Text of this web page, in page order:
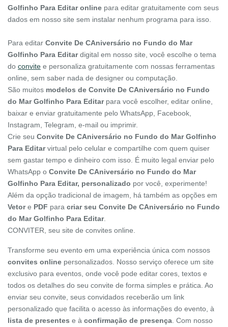
Golfinho Para Editar online para editar gratuitamente com seus
dados em nosso site sem instalar nenhum programa para isso.
Para editar Convite De CAniversário no Fundo do Mar
Golfinho Para Editardigital em nosso site, você escolhe o tema
do convite e personaliza gratuitamente com nossas ferramentas
online, sem saber nada de designer ou computação.
São muitos modelos de Convite De CAniversário no Fundo
do Mar Golfinho Para Editarpara você escolher, editar online,
baixar e enviar gratuitamente pelo WhatsApp, Facebook,
Instagram, Telegram, e-mail ou imprimir.
Crie seu Convite De CAniversário no Fundo do Mar Golfinho
Para Editarvirtual pelo celular e compartilhe com quem quiser
sem gastar tempo e dinheiro com isso. É muito legal enviar pelo
WhatsApp o Convite De CAniversário no Fundo do Mar
Golfinho Para Editar, personalizado por você, experimente!
Além da opção tradicional de imagem, há também as opções em
Vetore PDF para criar seu Convite De CAniversário no Fundo
do Mar Golfinho Para Editar.
CONVITER, seu site de convites online.
Transforme seu evento em uma experiência única com nossos
convites online personalizados. Nosso serviço oferece um site
exclusivo para eventos, onde você pode editar cores, textos e
todos os detalhes do seu convite de forma simples e prática. Ao
enviar seu convite, seus convidados receberão um link
personalizado que facilita o acesso às informações do evento, à
lista de presentes e à confirmação de presença . Com nosso